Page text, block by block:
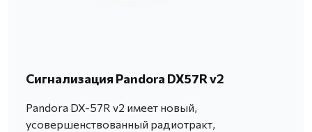
Сигнализация Pandora DX57R v2
Pandora DX-57R v2 имеет новый,
усовершенствованный радиотракт,